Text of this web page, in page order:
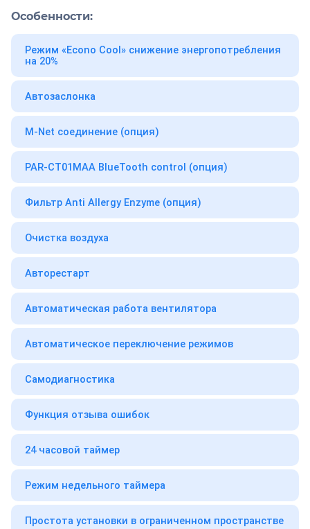
Особенности:
Режим «Econo Cool» снижение энергопотребления
на 20%
Автозаслонка
M-Net соединение (опция)
PAR-CT01MAA BlueTooth control (опция)
Фильтр Anti Allergy Enzyme (опция)
Очистка воздуха
Авторестарт
Автоматическая работа вентилятора
Автоматическое переключение режимов
Самодиагностика
Функция отзыва ошибок
24 часовой таймер
Режим недельного таймера
Простота установки в ограниченном пространстве